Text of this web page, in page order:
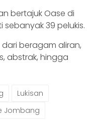
bertajuk Oase di
sebanyak 39 pelukis.
beragam aliran,
abstrak, hingga
Lukisan
Jombang